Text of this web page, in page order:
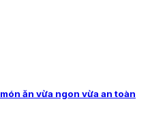
ăn vừa ngon vừa an toàn